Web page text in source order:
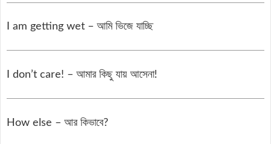
I am getting wet – আমি ভিজে যাচ্ছি
I don’t care! – আমার কিছু যায় আসেনা!
How else – আর কিভাবে?